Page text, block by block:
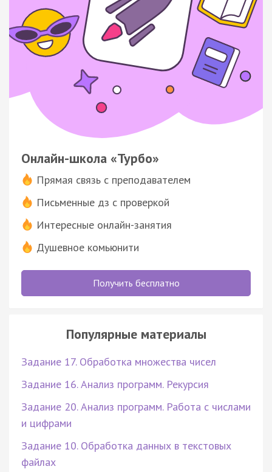
Онлайн-школа «Турбо»
Прямая связь с преподавателем
Письменные дз с проверкой
Интересные онлайн-занятия
Душевное комьюнити
Получить бесплатно
Популярные материалы
Задание 17. Обработка множества чисел
Задание 16. Анализ программ. Рекурсия
Задание 20. Анализ программ. Работа с числами
и цифрами
Задание 10. Обработка данных в текстовых
файлах